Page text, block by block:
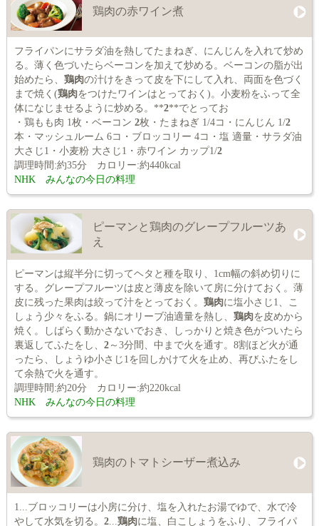
鶏肉の赤ワイン煮
フライパンにサラダ油を熱してたまねぎ、にんじんを入れて炒め
る。薄く色づいたらベーコンを加えて炒める。ベーコンの脂が出
始めたら、 鶏肉の汁けをきって皮を下にして入れ、両面を色づく
まで焼く(鶏肉をつけたワインはとっておく)。小麦粉をふって全
体になじませるように炒める。**2**でとってお
・鶏もも肉 1枚・ベーコン 2枚・たまねぎ 1/4コ・にんじん 1/2
本・マッシュルーム 6コ・ブロッコリー 4コ・塩 適量・サラダ油
大さじ1・小麦粉 大さじ1・赤ワイン カップ1/2
調理時間:約35分 カロリー:約440kcal
NHK みんなの今日の料理
ピーマンと鶏肉のグレープフルーツあ
え
ピーマンは縦半分に切ってヘタと種を取り、1cm幅の斜め切りに
する。グレープフルーツは皮と薄皮を除いて房に分けておく。薄
皮に残った果肉は絞って汁をとっておく。 鶏肉に塩小さじ1、こ
しょう少々をふる。鍋にオリーブ油適量を熱し、 鶏肉を皮めから
焼く。しばらく動かさないでおき、しっかりと焼き色がついたら
裏返してふたをし、 2～3分間、中まで火を通す。8割ほど火が通
ったら、しょうゆ小さじ1を回しかけて火を止め、再びふたをし
て余熱で火を通す。
調理時間:約20分 カロリー:約220kcal
NHK みんなの今日の料理
鶏肉のトマトシーザー煮込み
1...ブロッコリーは小房に分け、塩を入れたお湯でゆで、水で冷
やして水気を切る。 2... 鶏肉に塩、白こしょうをふり、フライパ